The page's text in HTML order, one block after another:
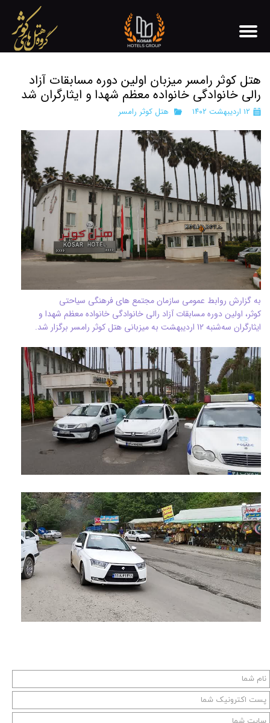
هتل کوثر رامسر میزبان اولین دوره مسابقات آزاد
رالی خانوادگی خانواده معظم شهدا و ایثارگران شد
۱۲ اردیبهشت ۱۴۰۲ هتل کوثر رامسر
به گزارش روابط عمومی سازمان مجتمع های فرهنگی سیاحتی
کوثر، اولین دوره مسابقات آزاد رالی خانوادگی خانواده معظم شهدا و
ایثارگران سه‌شنبه 12 اردیبهشت به میزبانی هتل کوثر رامسر برگزار شد.